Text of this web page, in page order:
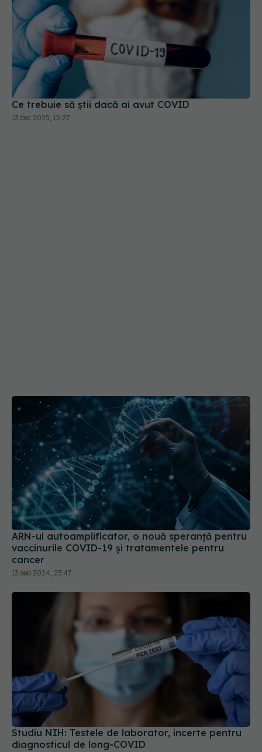
Ce trebuie să știi dacă ai avut COVID
13 dec 2025, 15:27
ARN-ul autoamplificator, o nouă speranță pentru
vaccinurile COVID-19 și tratamentele pentru
cancer
13 sep 2024, 23:47
Studiu NIH: Testele de laborator, incerte pentru
diagnosticul de long-COVID